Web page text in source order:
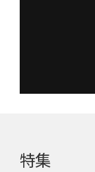
特集